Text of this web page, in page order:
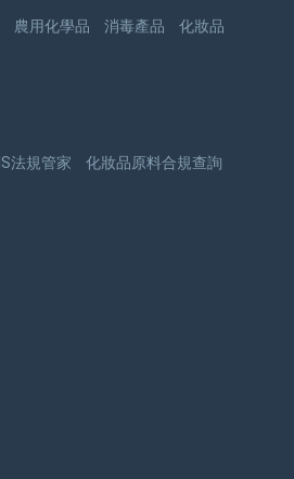
農用化學品 消毒產品 化妝品
法規管家 化妝品原料合規查詢